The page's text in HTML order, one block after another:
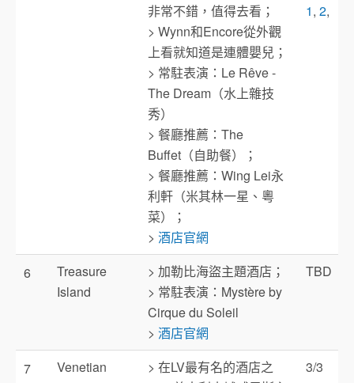
非常不錯，值得去看；
> Wynn和Encore從外觀
上看就知道是連體嬰兒；
> 常駐表演：Le Rêve -
The Dream（水上雜技
秀）
> 餐廳推薦：The
Buffet（自助餐）；
> 餐廳推薦：Wing Lei永
利軒（米其林一星、粵
菜）；
> 酒店官網
1, 2,
6
Treasure
Island
> 加勒比海盜主題酒店；
> 常駐表演：Mystère by
Cirque du Soleil
> 酒店官網
TBD
7
Venetian
> 在LV最有名的酒店之
3/3